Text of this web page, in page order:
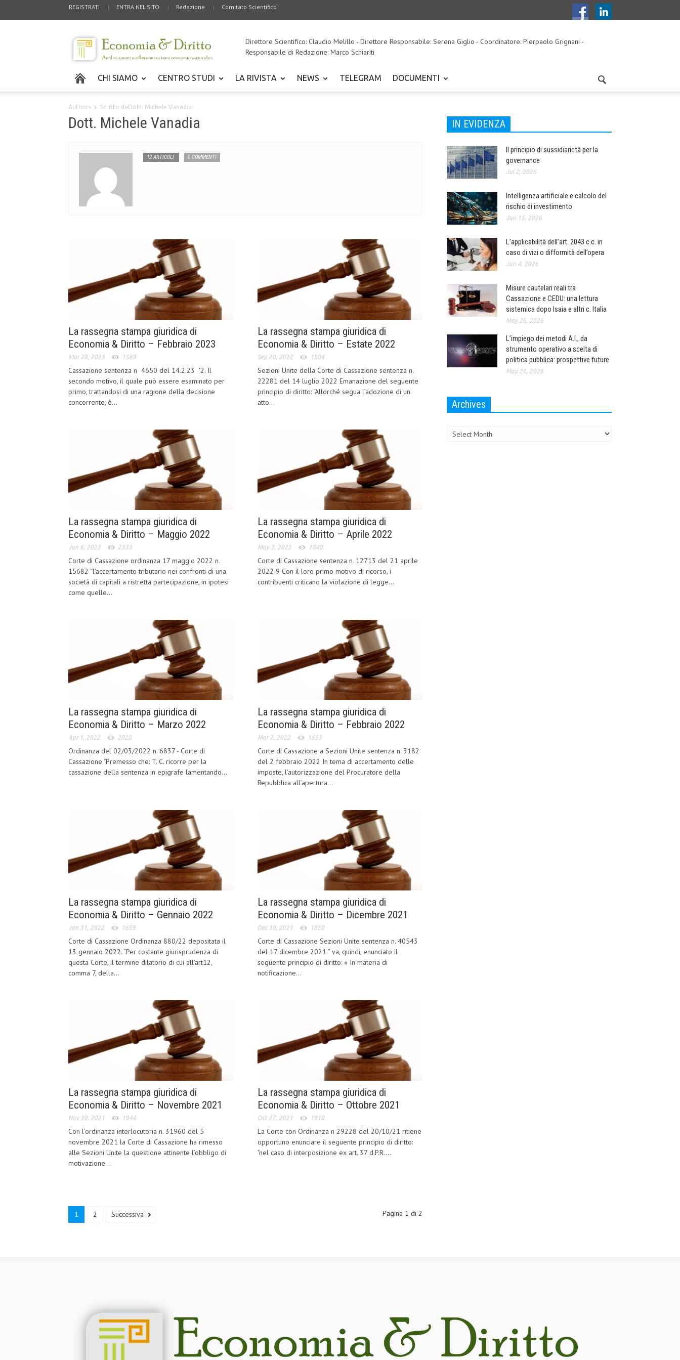
REGISTRATI ENTRA NEL SITO Redazione Comitato Scientifico
Direttore Scientifico: Claudio Melillo - Direttore Responsabile: Serena Giglio - Coordinatore: Pierpaolo Grignani -
Responsabile di Redazione: Marco Schiariti
CHI SIAMO CENTRO STUDI LA RIVISTA NEWS TELEGRAM DOCUMENTI
Authors Scritto daDott. Michele Vanadia
Dott. Michele Vanadia
12 ARTICOLI 0 COMMENTI
La rassegna stampa giuridica di
Economia & Diritto – Febbraio 2023
Mar 29, 2023 1569
Cassazione sentenza n 4650 del 14.2.23 "2. Il
secondo motivo, il quale può essere esaminato per
primo, trattandosi di una ragione della decisione
concorrente, è...
La rassegna stampa giuridica di
Economia & Diritto – Estate 2022
Sep 20, 2022 1504
Sezioni Unite della Corte di Cassazione sentenza n.
22281 del 14 luglio 2022 Emanazione del seguente
principio di diritto: “Allorché segua l’adozione di un
atto...
La rassegna stampa giuridica di
Economia & Diritto – Maggio 2022
Jun 6, 2022 2333
Corte di Cassazione ordinanza 17 maggio 2022 n.
15682 “l’accertamento tributario nei confronti di una
società di capitali a ristretta partecipazione, in ipotesi
come quelle...
La rassegna stampa giuridica di
Economia & Diritto – Aprile 2022
May 3, 2022 1840
Corte di Cassazione sentenza n. 12713 del 21 aprile
2022 9 Con il loro primo motivo di ricorso, i
contribuenti criticano la violazione di legge...
La rassegna stampa giuridica di
Economia & Diritto – Marzo 2022
Apr 1, 2022 2020
Ordinanza del 02/03/2022 n. 6837 - Corte di
Cassazione "Premesso che: T. C. ricorre per la
cassazione della sentenza in epigrafe lamentando...
La rassegna stampa giuridica di
Economia & Diritto – Febbraio 2022
Mar 2, 2022 1653
Corte di Cassazione a Sezioni Unite sentenza n. 3182
del 2 febbraio 2022 In tema di accertamento delle
imposte, l’autorizzazione del Procuratore della
Repubblica all’apertura...
La rassegna stampa giuridica di
Economia & Diritto – Gennaio 2022
Jan 31, 2022 1659
Corte di Cassazione Ordinanza 880/22 depositata il
13 gennaio 2022. “Per costante giurisprudenza di
questa Corte, il termine dilatorio di cui all’art12,
comma 7, della...
La rassegna stampa giuridica di
Economia & Diritto – Dicembre 2021
Dec 30, 2021 1850
Corte di Cassazione Sezioni Unite sentenza n. 40543
del 17 dicembre 2021 “ va, quindi, enunciato il
seguente principio di diritto: « In materia di
notificazione...
La rassegna stampa giuridica di
Economia & Diritto – Novembre 2021
Nov 30, 2021 1944
Con l’ordinanza interlocutoria n. 31960 del 5
novembre 2021 la Corte di Cassazione ha rimesso
alle Sezioni Unite la questione attinente l’obbligo di
motivazione...
La rassegna stampa giuridica di
Economia & Diritto – Ottobre 2021
Oct 27, 2021 1918
La Corte con Ordinanza n 29228 del 20/10/21 ritiene
opportuno enunciare il seguente principio di diritto:
"nel caso di interposizione ex art. 37 d.P.R....
1 2 Successiva Pagina 1 di 2
IN EVIDENZA
Il principio di sussidiarietà per la
governance
Jul 2, 2026
Intelligenza artificiale e calcolo del
rischio di investimento
Jun 15, 2026
L’applicabilità dell’art. 2043 c.c. in
caso di vizi o difformità dell’opera
Jun 4, 2026
Misure cautelari reali tra
Cassazione e CEDU: una lettura
sistemica dopo Isaia e altri c. Italia
May 28, 2026
L’impiego dei metodi A.I., da
strumento operativo a scelta di
politica pubblica: prospettive future
May 28, 2026
Archives